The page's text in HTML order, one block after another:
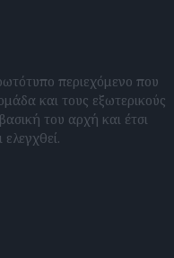
περιεχόμενο που
και τους εξωτερικούς
του αρχή και έτσι